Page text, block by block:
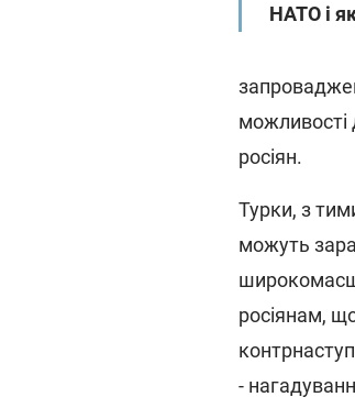
НАТО і
можливості
росіян.
Турки, з
можуть
росіянам,
-